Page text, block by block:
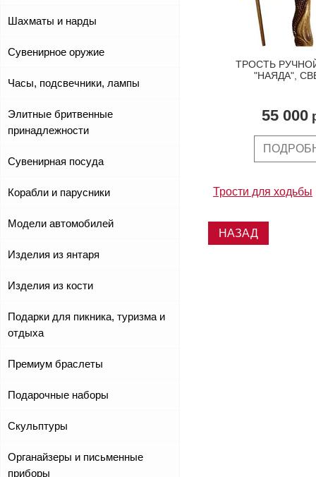
Шахматы и нарды
Сувенирное оружие
Часы, подсвечники, лампы
Элитные бритвенные
принадлежности
Сувенирная посуда
Корабли и парусники
Модели автомобилей
Изделия из янтаря
Изделия из кости
Подарки для пикника, туризма и
отдыха
Премиум браслеты
Подарочные наборы
Скульптуры
Органайзеры и письменные
приборы
ТРОСТЬ
"НАЯДА",
55 000
Трости для ходьбы
НАЗАД